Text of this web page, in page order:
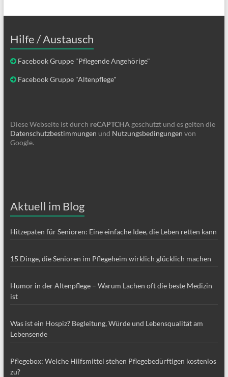
Hilfe / Austausch
Facebook Gruppe "Pflegende Angehörige"
Facebook Gruppe "Altenpflege"
Diese Webseite ist durch reCAPTCHAgeschützt und es gelten die
Datenschutzbestimmungen und Nutzungsbedingungen von
Google.
Aktuell im Blog
Hitzepaten für Senioren: Eine einfache Idee, die Leben retten kann
15 Dinge, die Senioren im Pflegeheim wirklich glücklich machen
Humor in der Altenpflege – Warum Lachen oft die beste Medizin
ist
Was ist ein Hospiz? Begleitung, Würde und Lebensqualität am
Lebensende
Pflegebox: Welche Hilfsmittel stehen Pflegebedürftigen kostenlos
zu?